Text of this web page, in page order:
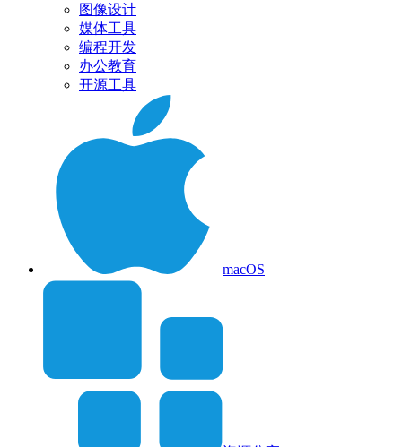
图像设计
媒体工具
编程开发
办公教育
开源工具
macOS